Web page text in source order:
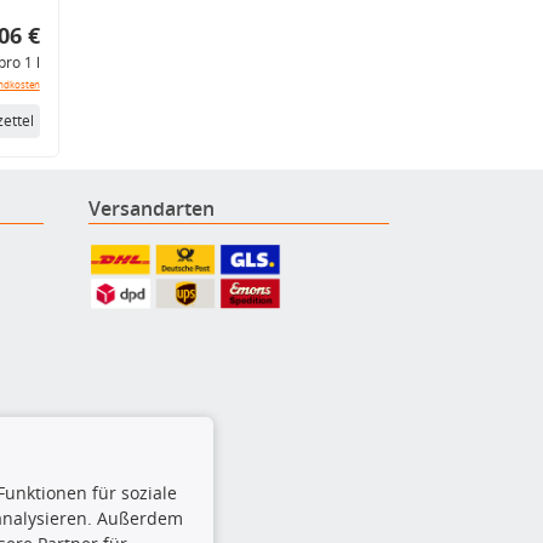
€
1 l
Versandarten
für soziale
Außerdem